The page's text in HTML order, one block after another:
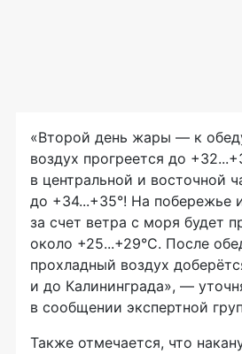
«Второй день жары — к
воздух прогреется до
в центральной и восточной
до +34...+35°! На побережье
за счет ветра с моря будет
около +25...+29°С. После
прохладный воздух
и до Калининграда», —
в сообщении экспертной
Также отмечается, что